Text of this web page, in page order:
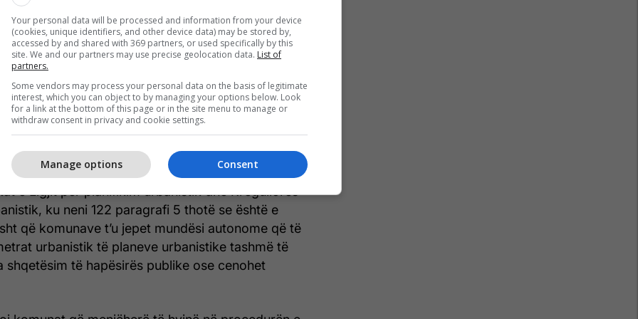
nuk derogon nga dispozitat e Ligjit për
për përputhshmërinë hierarkike dhe horizontale
me planet nga niveli më i lartë i planifikimit. Të
ndryshimi i Rregullores i referohen lokacioneve
është realizuar si i tillë, më saktë ka lëshuar leje
tjera kontraktuale, pra jo rastësisht është
të dhëna për planifikim dhe ndërtim”, tha
planeve urbanistike, theksoi Boçvarski, duhet të
e Ligjit për planifikim urbanistik dhe Rregullores
ku neni 122 paragrafi 5 thotë se është e
që komunave t’u jepet mundësi autonome që të
urbanistik të planeve urbanistike tashmë të
shqetësim të hapësirës publike ose cenohet
Your personal data will be processed and information from your device
(cookies, unique identifiers, and other device data) may be stored by,
accessed by and shared with 369 partners, or used specifically by this
site. We and our partners may use precise geolocation data. List of
partners.
Some vendors may process your personal data on the basis of legitimate
interest, which you can object to by managing your options below. Look
for a link at the bottom of this page or in the site menu to manage or
withdraw consent in privacy and cookie settings.
Consent
Manage options